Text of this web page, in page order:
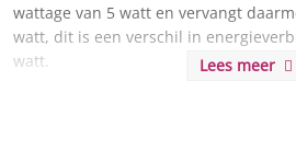
wattage van 5 watt en vervangt
watt, dit is een verschil in
watt.
Lees meer